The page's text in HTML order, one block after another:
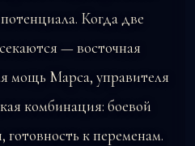
Когда две
— восточная
мощь Марса, управителя
комбинация: боевой
готовность к переменам.